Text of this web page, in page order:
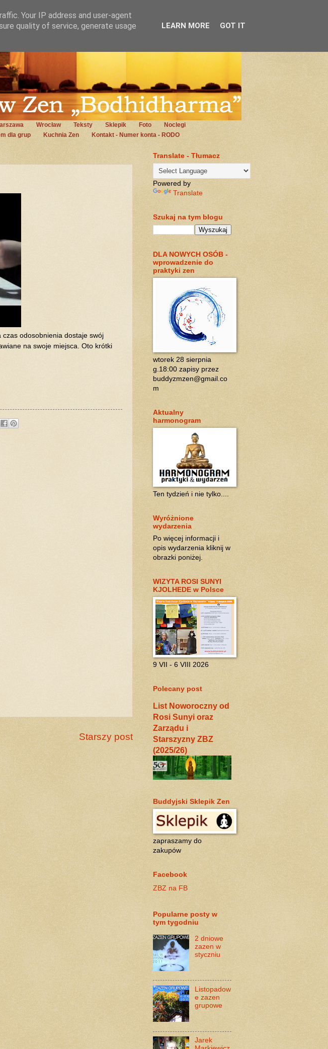
Wrocław Teksty Sklepik Foto
Noclegi
dla grup Kuchnia Zen Kontakt - Numer konta - RODO
odosobnienia dostaje swój
na swoje miejsca. Oto krótki
Starszy post
Translate - Tłumacz
Powered by
Translate
Szukaj na tym blogu
DLA NOWYCH OSÓB -
wprowadzenie do
praktyki zen
wtorek 28 sierpnia
g.18:00 zapisy przez
buddyzmzen@gmail.co
m
Aktualny
harmonogram
Ten tydzień i nie tylko....
Wyróżnione
wydarzenia
Po więcej informacji i
opis wydarzenia kliknij w
obrazki poniżej.
WIZYTA ROSI SUNYI
KJOLHEDE w Polsce
9 VII - 6 VIII 2026
Polecany post
List Noworoczny od
Rosi Sunyi oraz
Zarządu i
Starszyzny ZBZ
(2025/26)
Buddyjski Sklepik Zen
zapraszamy do
zakupów
Facebook
ZBZ na FB
Popularne posty w
tym tygodniu
2 dniowe
zazen w
styczniu
Listopadow
e zazen
grupowe
Jarek
Your IP address and user-agent
quality of service, generate usage
LEARN MORE GOT IT